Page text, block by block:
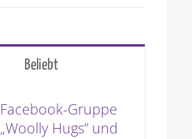
Beliebt
Facebook-Gruppe
„Woolly Hugs“ und